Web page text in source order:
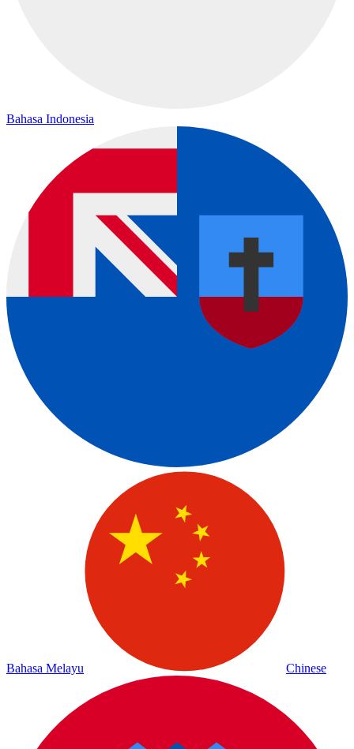
Bahasa Indonesia
Bahasa Melayu Chinese